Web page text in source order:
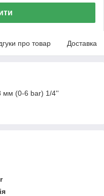
про товар Доставка
мм (0-6 bar) 1/4''